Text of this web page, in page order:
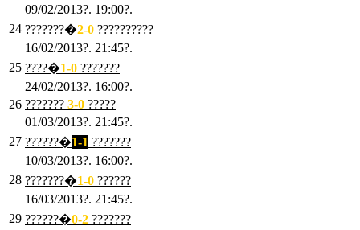
09/02/2013?. 19:00?.
24 ???????�2-0 ??????????
16/02/2013?. 21:45?.
25 ????�1-0 ???????
24/02/2013?. 16:00?.
26 ??????? 3-0 ?????
01/03/2013?. 21:45?.
27 ??????�1-1 ???????
10/03/2013?. 16:00?.
28 ???????�1-0 ??????
16/03/2013?. 21:45?.
29 ??????�0-2 ???????